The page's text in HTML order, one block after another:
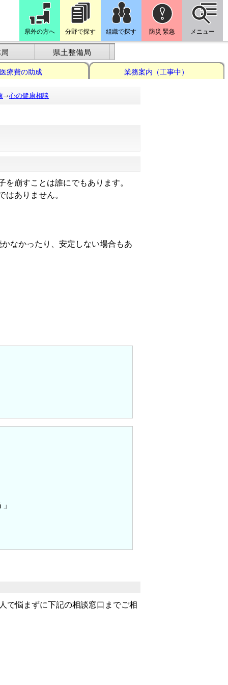
県外の方へ 分野で探す 組織で探す 防災 緊急 メニュー
県土整備局
療費の助成 業務案内（工事中）
心の健康相談
崩すことは誰にでもあります。
ありません。
なかったり、安定しない場合もあ
で悩まずに下記の相談窓口までご相